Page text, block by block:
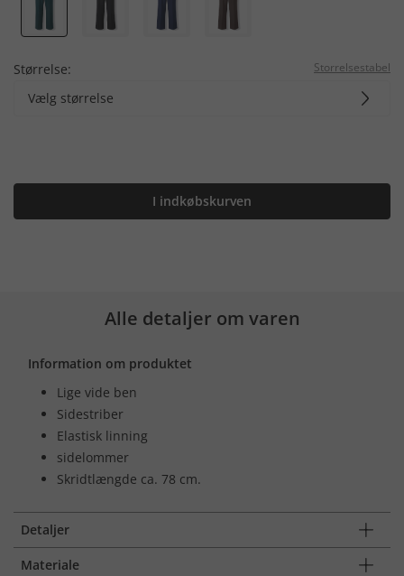
Størrelse: Storrelsestabel
Vælg størrelse
I indkøbskurven
Alle detaljer om varen
Information om produktet
Lige vide ben
Sidestriber
Elastisk linning
sidelommer
Skridtlængde ca. 78 cm.
Detaljer
Materiale